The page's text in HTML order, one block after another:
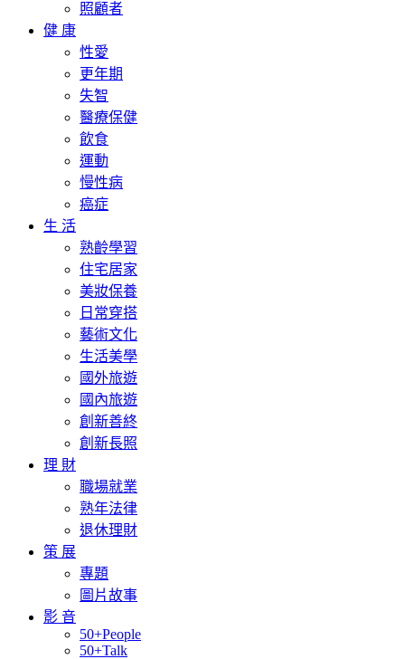
照顧者
健 康
性愛
更年期
失智
醫療保健
飲食
運動
慢性病
癌症
生 活
熟齡學習
住宅居家
美妝保養
日常穿搭
藝術文化
生活美學
國外旅遊
國內旅遊
創新善終
創新長照
理 財
職場就業
熟年法律
退休理財
策 展
專題
圖片故事
影 音
50+People
50+Talk